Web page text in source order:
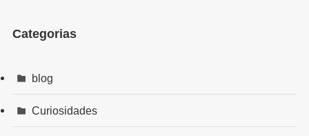
Categorias
blog
Curiosidades